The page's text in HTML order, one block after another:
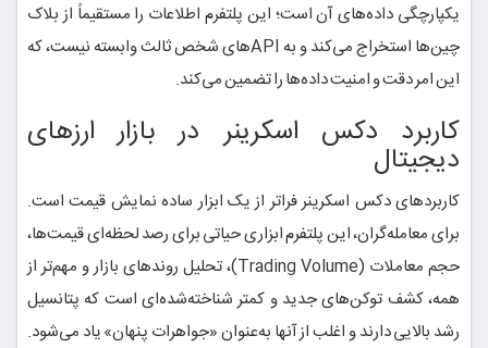
یکپارچگی داده‌های آن است؛ این پلتفرم اطلاعات را مستقیماً از بلاک
چین‌ها استخراج می‌کند و به APIهای شخص ثالث وابسته نیست، که
این امر دقت و امنیت داده‌ها را تضمین می‌کند.
کاربرد دکس اسکرینر در بازار ارزهای
دیجیتال
کاربردهای دکس اسکرینر فراتر از یک ابزار ساده نمایش قیمت است.
برای معامله‌گران، این پلتفرم ابزاری حیاتی برای رصد لحظه‌ای قیمت‌ها،
حجم معاملات (Trading Volume)، تحلیل روندهای بازار و مهم‌تر از
همه، کشف توکن‌های جدید و کمتر شناخته‌شده‌ای است که پتانسیل
رشد بالایی دارند و اغلب از آنها به‌عنوان «جواهرات پنهان» یاد می‌شود.